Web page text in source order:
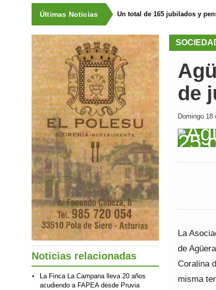
Últimas Noticias Un total de 165 jubilados y
de
Domingo
La
de
Coralina
misma
Noticias relacionadas
La Finca La Campana lleva 20 años
acudiendo a FAPEA desde Pruvia